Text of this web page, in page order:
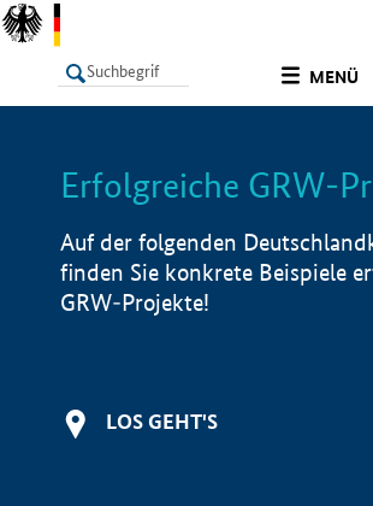
MENÜ
LISTE
Erfolgreiche GRW-
Auf der folgenden
finden Sie konkrete Beispiele
GRW-Projekte!
LOS GEHT'S